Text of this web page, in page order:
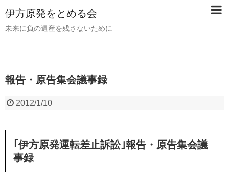
伊方原発をとめる会
未来に負の遺産を残さないために
報告・原告集会議事録
2012/1/10
｢伊方原発運転差止訴訟｣報告・原告集会議
事録